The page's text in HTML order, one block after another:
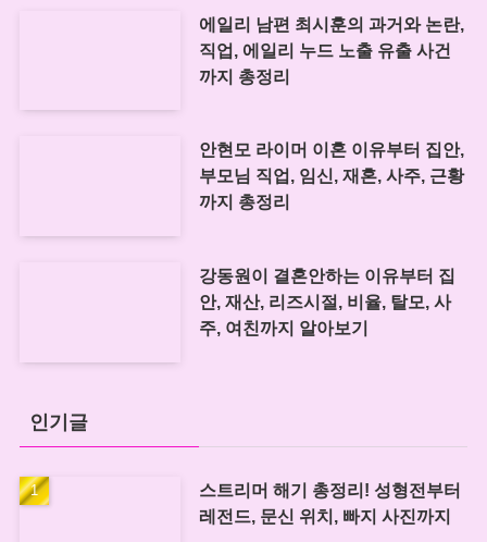
에일리 남편 최시훈의 과거와 논란,
직업, 에일리 누드 노출 유출 사건
까지 총정리
안현모 라이머 이혼 이유부터 집안,
부모님 직업, 임신, 재혼, 사주, 근황
까지 총정리
강동원이 결혼안하는 이유부터 집
안, 재산, 리즈시절, 비율, 탈모, 사
주, 여친까지 알아보기
인기글
스트리머 해기 총정리! 성형전부터
레전드, 문신 위치, 빠지 사진까지